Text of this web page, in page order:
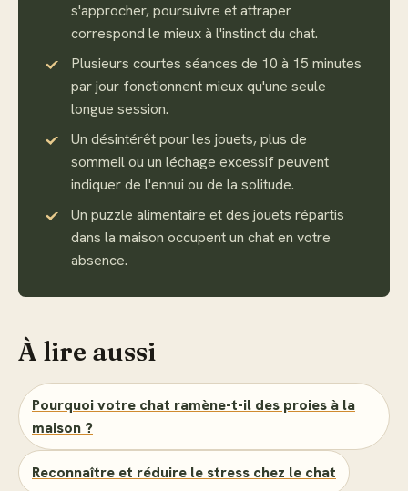
s'approcher, poursuivre et attraper
correspond le mieux à l'instinct du chat.
Plusieurs courtes séances de 10 à 15 minutes
par jour fonctionnent mieux qu'une seule
longue session.
Un désintérêt pour les jouets, plus de
sommeil ou un léchage excessif peuvent
indiquer de l'ennui ou de la solitude.
Un puzzle alimentaire et des jouets répartis
dans la maison occupent un chat en votre
absence.
À lire aussi
Pourquoi votre chat ramène-t-il des proies à la
maison ?
Reconnaître et réduire le stress chez le chat